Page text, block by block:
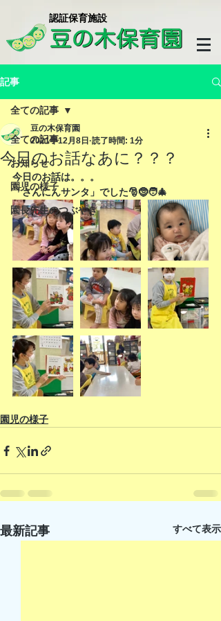
​認証保育施設
記事
全ての記事
お知らせ
園児の様子
園長先生のつぶやき
全ての記事
今日のお話なあに？？？
豆の木保育園
2021年12月8日 読了時間: 1分
今日のお話は。。。
「さんにんサンタ」でした🎅🤶🧑‍🎄
園児の様子
最新記事 すべて表示